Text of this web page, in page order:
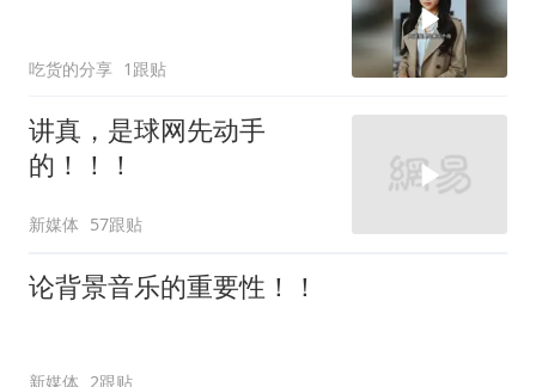
吃货的分享 1跟贴
讲真，是球网先动手
的！！！
新媒体 57跟贴
论背景音乐的重要性！！
新媒体 2跟贴